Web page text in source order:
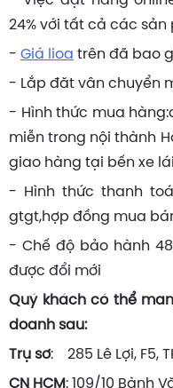
24% với tất cả các
- Giá lioa trên đã bao
- Lắp đăt vân chuyển
- Hình thức mua
miễn trong nội thành
giao hàng tại bến xe
- Hình thức thanh
gtgt,hợp đồng mua
- Chế độ bảo hành
được đổi mới
Quý khách có thể
doanh sau:
Trụ sơ: 285 Lê Lợi, F5,
CN HCM: 109/10 Bành